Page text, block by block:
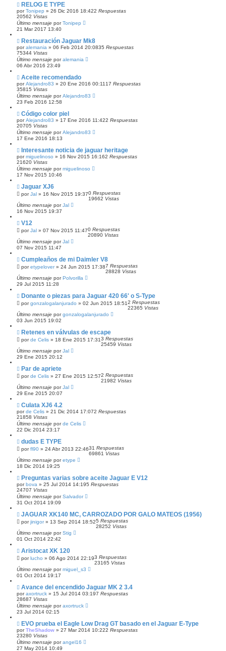
RELOG E TYPE
porTonipep » 26 Dic 2016 18:422 Respuestas
20562 Vistas
Último mensaje porTonipep
21 Mar 2017 13:40
Restauración Jaguar Mk8
poralemania » 06 Feb 2014 20:0835 Respuestas
75344 Vistas
Último mensaje poralemania
06 Abr 2016 23:49
Aceite recomendado
porAlejandro83 » 20 Ene 2016 00:11 17 Respuestas
35815 Vistas
Último mensaje porAlejandro83
23 Feb 2016 12:58
Código color piel
porAlejandro83 » 17 Ene 2016 11:422 Respuestas
20705 Vistas
Último mensaje porAlejandro83
17 Ene 2016 18:13
Interesante noticia de jaguar heritage
pormiguelinoso » 16 Nov 2015 16:162 Respuestas
21620 Vistas
Último mensaje pormiguelinoso
17 Nov 2015 10:46
Jaguar XJ6
porJal » 16 Nov 2015 19:370 Respuestas
19662 Vistas
Último mensaje porJal
16 Nov 2015 19:37
V12
porJal » 07 Nov 2015 11:470 Respuestas
20890 Vistas
Último mensaje porJal
07 Nov 2015 11:47
Cumpleaños de mi Daimler V8
poretypelover» 24 Jun 2015 17:387 Respuestas
28828 Vistas
Último mensaje porPolvorilla
29 Jul 2015 11:28
Donante o piezas para Jaguar 420 66' o S-Type
porgonzalogalanjurado » 02 Jun 2015 18:512 Respuestas
22365 Vistas
Último mensaje porgonzalogalanjurado
03 Jun 2015 19:02
Retenes en válvulas de escape
porde Celis » 18 Ene 2015 17:313 Respuestas
25459 Vistas
Último mensaje porJal
29 Ene 2015 20:12
Par de apriete
porde Celis » 27 Ene 2015 12:572 Respuestas
21982 Vistas
Último mensaje porJal
29 Ene 2015 20:07
Culata XJ6 4.2
porde Celis » 21 Dic 2014 17:072 Respuestas
21858 Vistas
Último mensaje porde Celis
22 Dic 2014 23:17
dudas E TYPE
porfl90 » 24 Abr 2013 22:4631 Respuestas
69861 Vistas
Último mensaje poretype
18 Dic 2014 19:25
Preguntas varias sobre aceite Jaguar E V12
porbova » 25 Jul 2014 14:195 Respuestas
24707 Vistas
Último mensaje porSalvador
31 Oct 2014 19:09
JAGUAR XK140 MC, CARROZADO POR GALO MATEOS (1956)
porjinigor» 13 Sep 2014 18:525 Respuestas
28252 Vistas
Último mensaje porStig
01 Oct 2014 22:42
Aristocat XK 120
porlucho » 06 Ago 2014 22:193 Respuestas
23165 Vistas
Último mensaje pormiguel_s3
01 Oct 2014 19:17
Avance del encendido Jaguar MK 2 3.4
poraxortruck » 15 Jul 2014 03:197 Respuestas
28687 Vistas
Último mensaje poraxortruck
23 Jul 2014 02:15
EVO prueba el Eagle Low Drag GT basado en el Jaguar E-Type
porTheShadow » 27 Mar 2014 10:222 Respuestas
23280 Vistas
Último mensaje porangel16
27 May 2014 10:49